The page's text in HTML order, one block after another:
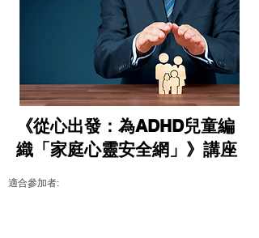
《從心出發：為ADHD兒童編
織「家庭心靈安全網」》講座
適合參加者: